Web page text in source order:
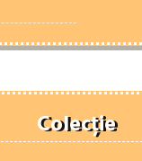
Colecție